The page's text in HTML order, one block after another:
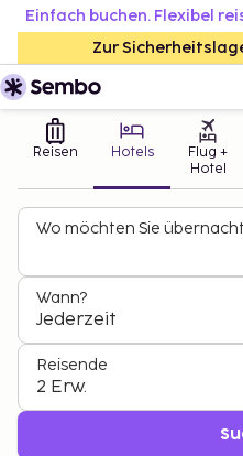
Einfach buchen. Flexibel
Zur
Reisen Hotels
Flug +
Hotel
Wo möchten Sie
Wann?
Jederzeit
Reisende
2 Erw.